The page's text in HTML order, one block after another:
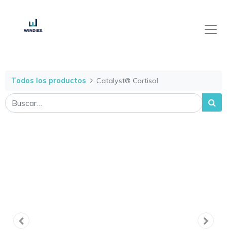
Todos los productos Catalyst® Cortisol